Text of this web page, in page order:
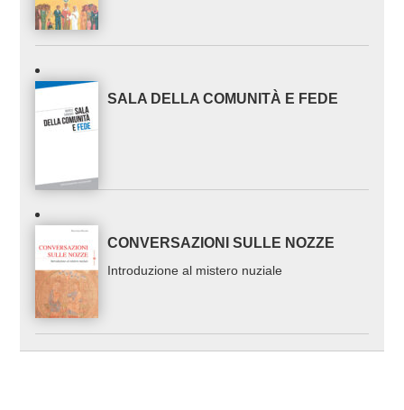
SALA DELLA COMUNITÀ E FEDE
CONVERSAZIONI SULLE NOZZE
Introduzione al mistero nuziale